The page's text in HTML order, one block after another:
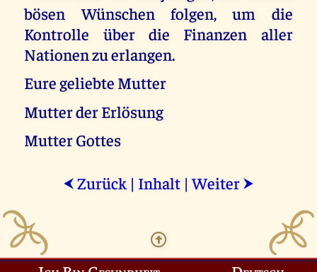
bösen Wünschen folgen, um die
Kontrolle über die Finanzen aller
Nationen zu erlangen.
Eure geliebte Mutter
Mutter der Erlösung
Mutter Gottes
⮜ Zurück | Inhalt |Weiter ⮞